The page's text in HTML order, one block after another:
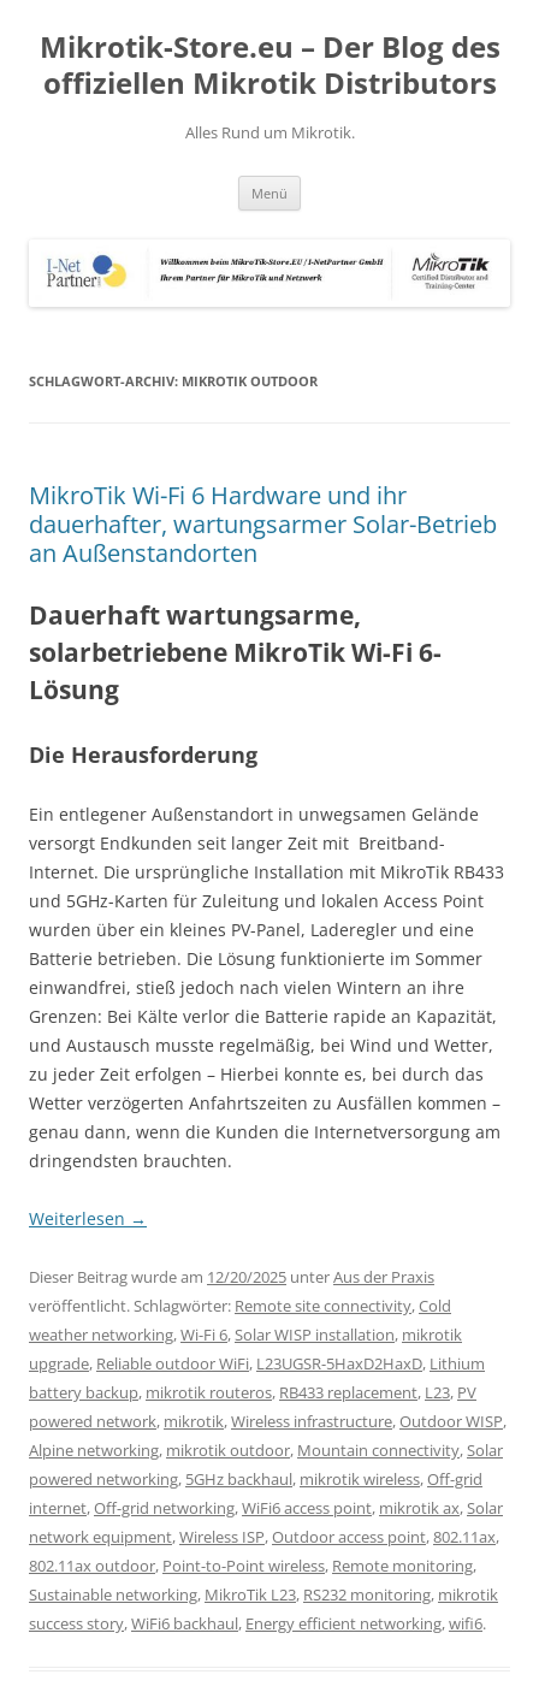
springen
Mikrotik-Store.eu – Der Blog des
offiziellen Mikrotik Distributors
Alles Rund um Mikrotik.
Menü
SCHLAGWORT-ARCHIV: MIKROTIK OUTDOOR
MikroTik Wi-Fi 6 Hardware und ihr
dauerhafter, wartungsarmer Solar-Betrieb
an Außenstandorten
Dauerhaft wartungsarme,
solarbetriebene MikroTik Wi-Fi 6-
Lösung
Die Herausforderung
Ein entlegener Außenstandort in unwegsamen Gelände
versorgt Endkunden seit langer Zeit mit Breitband-
Internet. Die ursprüngliche Installation mit MikroTik RB433
und 5GHz-Karten für Zuleitung und lokalen Access Point
wurden über ein kleines PV-Panel, Laderegler und eine
Batterie betrieben. Die Lösung funktionierte im Sommer
einwandfrei, stieß jedoch nach vielen Wintern an ihre
Grenzen: Bei Kälte verlor die Batterie rapide an Kapazität,
und Austausch musste regelmäßig, bei Wind und Wetter,
zu jeder Zeit erfolgen – Hierbei konnte es, bei durch das
Wetter verzögerten Anfahrtszeiten zu Ausfällen kommen –
genau dann, wenn die Kunden die Internetversorgung am
dringendsten brauchten.
Weiterlesen →
Dieser Beitrag wurde am 12/20/2025 unterAus der Praxis
veröffentlicht. Schlagwörter: Remote site connectivity,Cold
weather networking,Wi-Fi 6,Solar WISP installation, mikrotik
upgrade, Reliable outdoor WiFi, L23UGSR-5HaxD2HaxD, Lithium
battery backup, mikrotik routeros, RB433 replacement, L23, PV
powered network, mikrotik,Wireless infrastructure,Outdoor WISP,
Alpine networking, mikrotik outdoor, Mountain connectivity,Solar
powered networking, 5GHz backhaul, mikrotik wireless,Off-grid
internet,Off-grid networking,WiFi6 access point, mikrotik ax,Solar
network equipment,Wireless ISP,Outdoor access point,802.11ax,
802.11ax outdoor, Point-to-Point wireless, Remote monitoring,
Sustainable networking, MikroTik L23, RS232 monitoring, mikrotik
success story,WiFi6 backhaul, Energy efficient networking,wifi6.